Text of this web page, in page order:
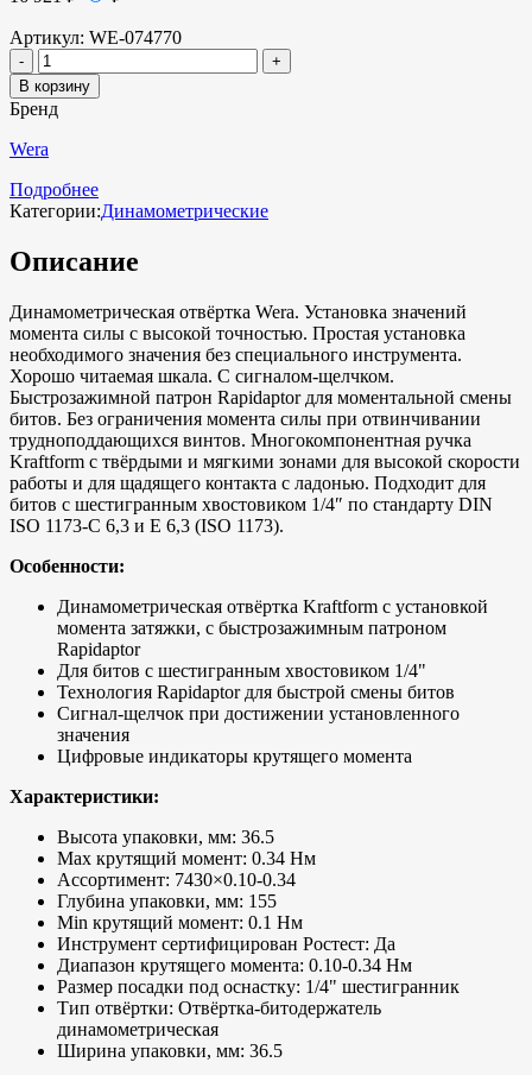
Артикул: WE-074770
В корзину
Бренд
Wera
Подробнее
Категории:Динамометрические
Описание
Динамометрическая отвёртка Wera. Установка значений
момента силы с высокой точностью. Простая установка
необходимого значения без специального инструмента.
Хорошо читаемая шкала. С сигналом-щелчком.
Быстрозажимной патрон Rapidaptor для моментальной смены
битов. Без ограничения момента силы при отвинчивании
трудноподдающихся винтов. Многокомпонентная ручка
Kraftform с твёрдыми и мягкими зонами для высокой скорости
работы и для щадящего контакта с ладонью. Подходит для
битов с шестигранным хвостовиком 1/4″ по стандарту DIN
ISO 1173-C 6,3 и E 6,3 (ISO 1173).
Особенности:
Динамометрическая отвёртка Kraftform с установкой
момента затяжки, с быстрозажимным патроном
Rapidaptor
Для битов с шестигранным хвостовиком 1/4"
Технология Rapidaptor для быстрой смены битов
Сигнал-щелчок при достижении установленного
значения
Цифровые индикаторы крутящего момента
Характеристики:
Высота упаковки, мм: 36.5
Max крутящий момент: 0.34 Нм
Ассортимент: 7430×0.10-0.34
Глубина упаковки, мм: 155
Min крутящий момент: 0.1 Нм
Инструмент сертифицирован Ростест: Да
Диапазон крутящего момента: 0.10-0.34 Нм
Размер посадки под оснастку: 1/4" шестигранник
Тип отвёртки: Отвёртка-битодержатель
динамометрическая
Ширина упаковки, мм: 36.5